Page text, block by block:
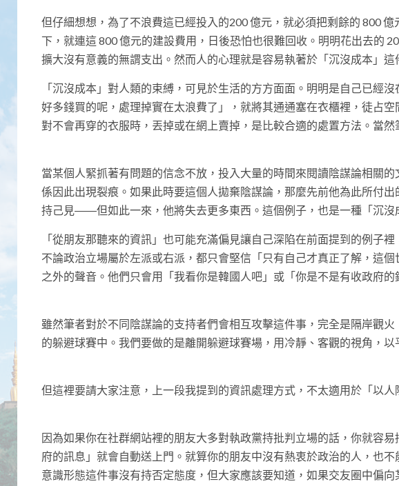
但仔細想想，為了不浪費這已經投入的200 億元，就必須把剩餘的 800
下，就連這 800 億元的建設費用，日後恐怕也很難回收。明明花出去的
擴大沒有意義的無謂支出。然而人的心理就是容易執著於「沉沒成本」這
「沉沒成本」對人類的束縛，可見於生活的方方面面。明明是自己已經
好多錢買的呢，處理掉實在太浪費了」，就將其通通塞在衣櫃裡，徒占
對不會再穿的衣服時，丟掉或在網上賣掉，是比較合適的處置方法。當然
當某個人緊抓著有問題的信念不放，投入大量的時間來閱讀陰謀論相關
係因此出現裂痕。如果此時要這個人拋棄陰謀論，那麼先前他為此所付
持己見――但如此一來，他將失去更多東西。這個例子，也是一種「沉沒
「從朋友那聽來的資訊」也可能充滿偏見讓自己深陷在前面提到的例子
不論政治立場屬於左派或右派，都只會堅信「只有自己才真正了解，這
之外的聲音。他們只會用「我看你是韓國人吧」或「你是不是有收政府
雖然筆者對於不同陰謀論的支持者們會相互攻擊這件事，完全是隔岸觀
的躲避球賽中。我們要做的是離開躲避球賽場，用冷靜、客觀的視角，以
但這裡要請大家注意，上一段我提到的資訊處理方式，不太適用於「以人
因為如果你在社群網站裡的朋友大多對執政黨持批判立場的話，你就容
府的訊息」就會自動送上門。就算你的朋友中沒有熱衷於政治的人，也
意識形態這件事沒有持否定態度，但大家應該要知道，如果交友圈中偏